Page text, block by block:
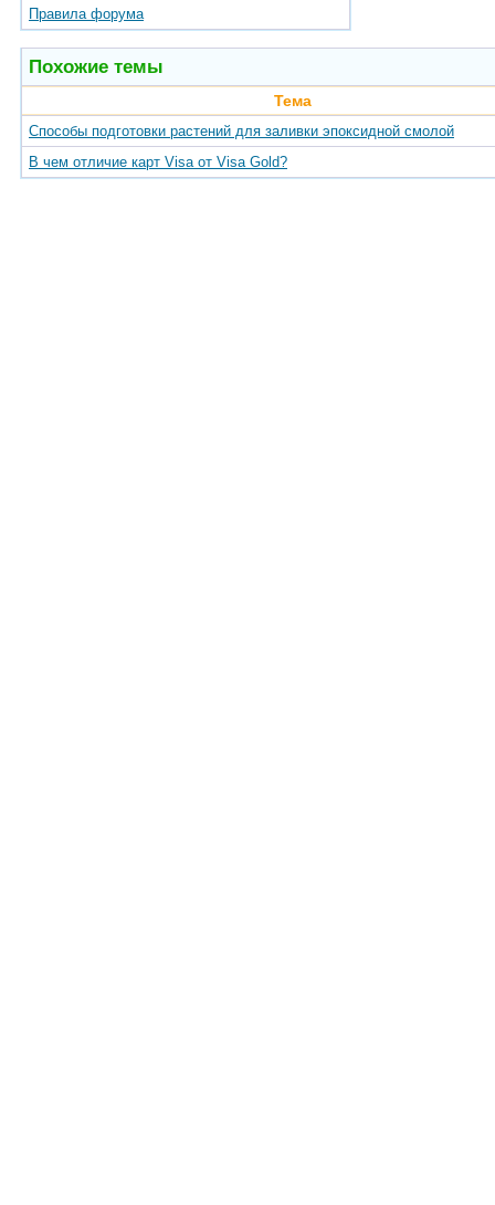
Правила форума
Похожие темы
Тема
Способы подготовки растений для заливки эпоксидной смолой
В чем отличие карт Visa от Visa Gold?